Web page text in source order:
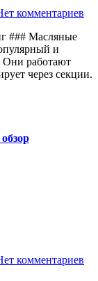
комментариев
### Масляные
и
Они работают
через секции.
комментариев